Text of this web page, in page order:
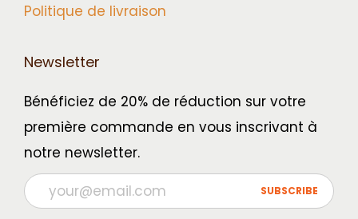
Politique de livraison
Newsletter
Bénéficiez de 20% de réduction sur votre
première commande en vous inscrivant à
notre newsletter.